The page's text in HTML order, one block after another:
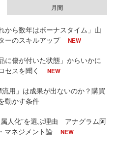
月間
から数年はボーナスタイム」山
ーのスキルアップ
NEW
に傷が付いた状態」からいかに
セスを聞く
NEW
用」は成果が出ないのか？購買
動かす条件
人化”を選ぶ理由 アナグラム阿
マネジメント論
NEW